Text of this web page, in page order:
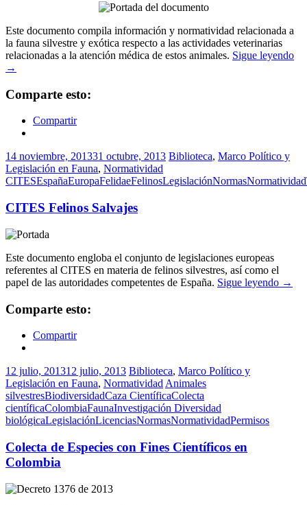
Este documento compila información y normatividad relacionada a
la fauna silvestre y exótica respecto a las actividades veterinarias
relacionadas a la atención médica de estos animales. Sigue leyendo
→
Comparte esto:
Compartir
14 noviembre, 201331 octubre, 2013 Biblioteca, Marco Político y
Legislación en Fauna, Normatividad
CITESEspañaEuropaFelidaeFelinosLegislaciónNormasNormatividad
CITES Felinos Salvajes
Este documento engloba el conjunto de legislaciones europeas
referentes al CITES en materia de felinos silvestres, así como el
papel de las autoridades competentes de España. Sigue leyendo →
Comparte esto:
Compartir
12 julio, 201312 julio, 2013 Biblioteca, Marco Político y
Legislación en Fauna, Normatividad Animales
silvestresBiodiversidadCaza CientíficaColecta
científicaColombiaFaunaInvestigación Diversidad
biológicaLegislaciónLicenciasNormasNormatividadPermisos
Colecta de Especies con Fines Científicos en
Colombia